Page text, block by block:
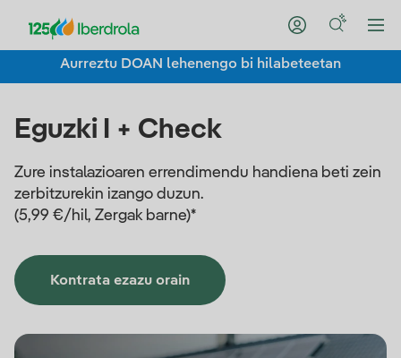
Aurreztu DOAN lehenengo bi hilabeteetan
Eguzki I + Check
Zure instalazioaren errendimendu handiena beti zein
zerbitzurekin izango duzun.
(5,99 €/hil, Zergak barne)*
Kontrata ezazu orain